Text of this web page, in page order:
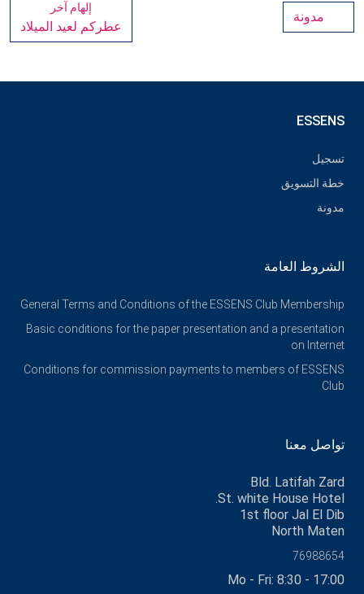
مدونة
إلهام آخر
عطركم لعيد الميلاد
ESSENS
تسجيل
خطة التسويق
مدونة
الشروط العامة
General Terms and Conditions of the ESSENS Club Membership
Basic conditions for the paper presentation and a presentation
on Internet
Conditions for commission payments to members of ESSENS
Club
تواصل معنا
Bld. Latifah Zard
St. white House Hotel.
1st floor Jal El Dib
North Maten
76988654
Mo - Fri: 8:30 - 17:00